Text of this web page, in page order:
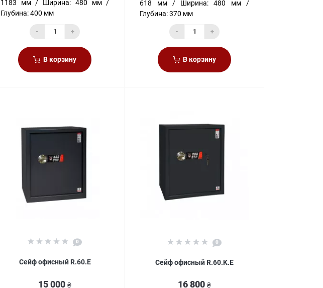
1183 мм
Ширина: 480 мм
Глубина:400 мм
- +
В корзину
618 мм
Ширина:
480 мм
Глубина: 370 мм
- +
В корзину
0
Сейф офисный R.60.E
15 000₴
0
Сейф офисный R.60.K.E
16 800₴